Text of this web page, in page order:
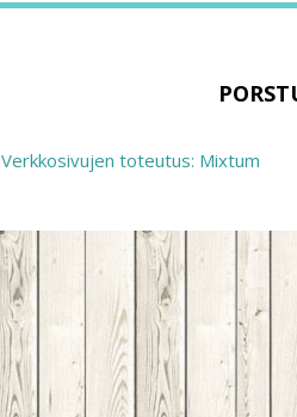
Verkkosivujen toteutus: Mixtum